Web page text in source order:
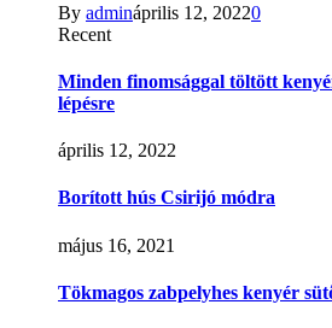
By admináprilis 12, 20220
Recent
Minden finomsággal töltött
lépésre
április 12, 2022
Borított hús Csirijó módra
május 16, 2021
Tökmagos zabpelyhes kenyér